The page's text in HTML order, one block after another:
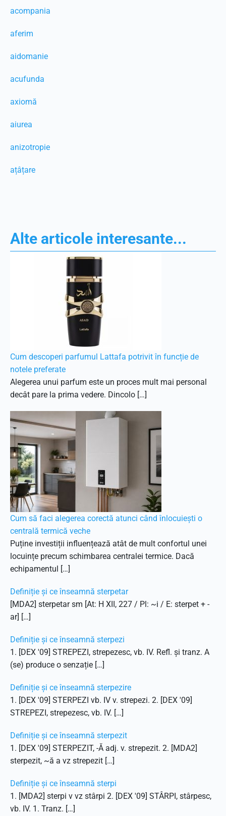
acompania
aferim
aidomanie
acufunda
axiomă
aiurea
anizotropie
ațâțare
Alte articole interesante...
Cum descoperi parfumul Lattafa potrivit în funcție de
notele preferate
Alegerea unui parfum este un proces mult mai personal
decât pare la prima vedere. Dincolo […]
Cum să faci alegerea corectă atunci când înlocuiești o
centrală termică veche
Puține investiții influențează atât de mult confortul unei
locuințe precum schimbarea centralei termice. Dacă
echipamentul […]
Definiție și ce înseamnă sterpetar
[MDA2] sterpetar sm [At: H XII, 227 / Pl: ~i / E: sterpet + -
ar] […]
Definiție și ce înseamnă sterpezi
1. [DEX '09] STREPEZI, strepezesc, vb. IV. Refl. și tranz. A
(se) produce o senzație […]
Definiție și ce înseamnă sterpezire
1. [DEX '09] STERPEZI vb. IV v. strepezi. 2. [DEX '09]
STREPEZI, strepezesc, vb. IV. […]
Definiție și ce înseamnă sterpezit
1. [DEX '09] STERPEZIT, -Ă adj. v. strepezit. 2. [MDA2]
sterpezit, ~ă a vz strepezit […]
Definiție și ce înseamnă sterpi
1. [MDA2] sterpi v vz stârpi 2. [DEX '09] STÂRPI, stârpesc,
vb. IV. 1. Tranz. […]